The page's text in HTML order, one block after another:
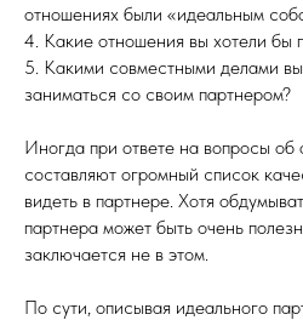
отношениях были «идеальным
4. Какие отношения вы хотели бы
5. Какими совместными делами
заниматься со своим партнером?
Иногда при ответе на вопросы
составляют огромный список
видеть в партнере. Хотя
партнера может быть очень
заключается не в этом.
По сути, описывая идеального